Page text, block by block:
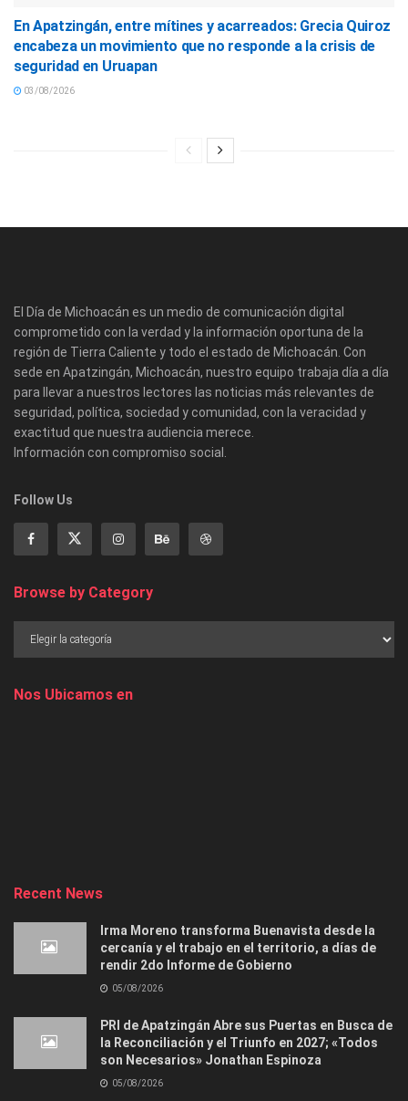
En Apatzingán, entre mítines y acarreados: Grecia Quiroz
encabeza un movimiento que no responde a la crisis de
seguridad en Uruapan
03/08/2026
El Día de Michoacán es un medio de comunicación digital
comprometido con la verdad y la información oportuna de la
región de Tierra Caliente y todo el estado de Michoacán. Con
sede en Apatzingán, Michoacán, nuestro equipo trabaja día a día
para llevar a nuestros lectores las noticias más relevantes de
seguridad, política, sociedad y comunidad, con la veracidad y
exactitud que nuestra audiencia merece.
Información con compromiso social.
Follow Us
Browse by Category
Nos Ubicamos en
Recent News
Irma Moreno transforma Buenavista desde la
cercanía y el trabajo en el territorio, a días de
rendir 2do Informe de Gobierno
05/08/2026
PRI de Apatzingán Abre sus Puertas en Busca de
la Reconciliación y el Triunfo en 2027; «Todos
son Necesarios» Jonathan Espinoza
05/08/2026